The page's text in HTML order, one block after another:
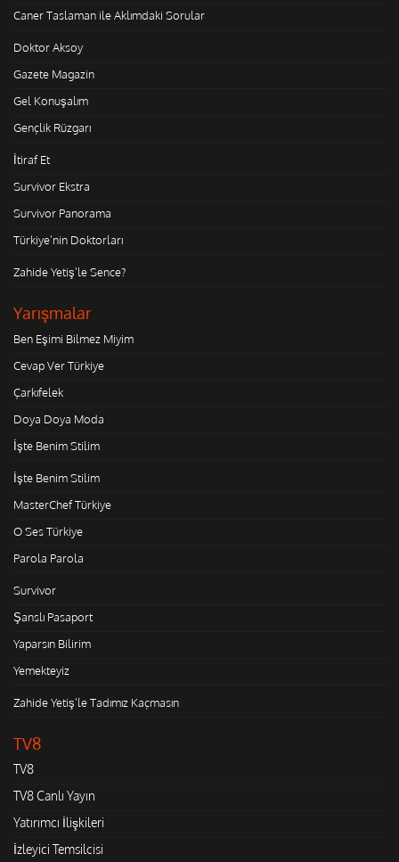
Caner Taslaman ile Aklımdaki Sorular
Doktor Aksoy
Gazete Magazin
Gel Konuşalım
Gençlik Rüzgarı
İtiraf Et
Survivor Ekstra
Survivor Panorama
Türkiye'nin Doktorları
Zahide Yetiş'le Sence?
Yarışmalar
Ben Eşimi Bilmez Miyim
Cevap Ver Türkiye
Çarkıfelek
Doya Doya Moda
İşte Benim Stilim
İşte Benim Stilim
MasterChef Türkiye
O Ses Türkiye
Parola Parola
Survivor
Şanslı Pasaport
Yaparsın Bilirim
Yemekteyiz
Zahide Yetiş'le Tadımız Kaçmasın
TV8
TV8
TV8 Canlı Yayın
Yatırımcı İlişkileri
İzleyici Temsilcisi